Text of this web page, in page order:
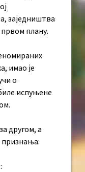
заједништва
плану.
имао је
о
испуњене
другом, а
признања:
: